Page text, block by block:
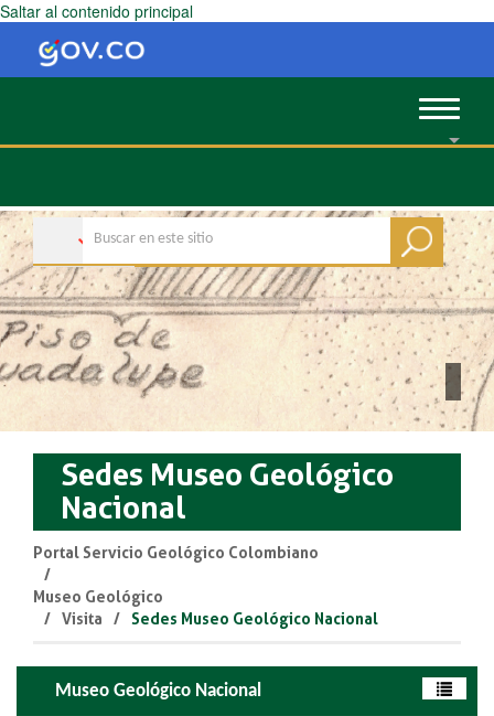
Saltar al contenido principal
Toggle
Sedes Museo Geológico
Nacional
Portal Servicio Geológico Colombiano
Museo Geológico
Visita
Sedes Museo Geológico Nacional
Museo Geológico Nacional